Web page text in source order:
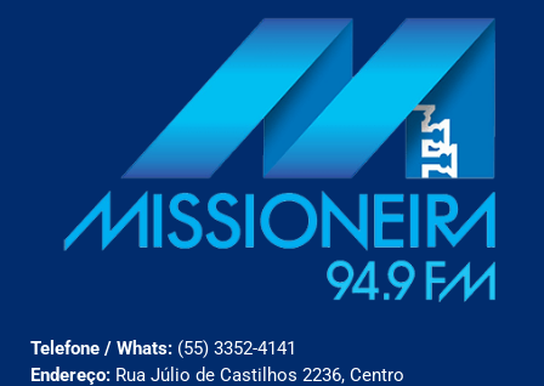
Telefone / Whats: (55) 3352-4141
Endereço: Rua Júlio de Castilhos 2236, Centro